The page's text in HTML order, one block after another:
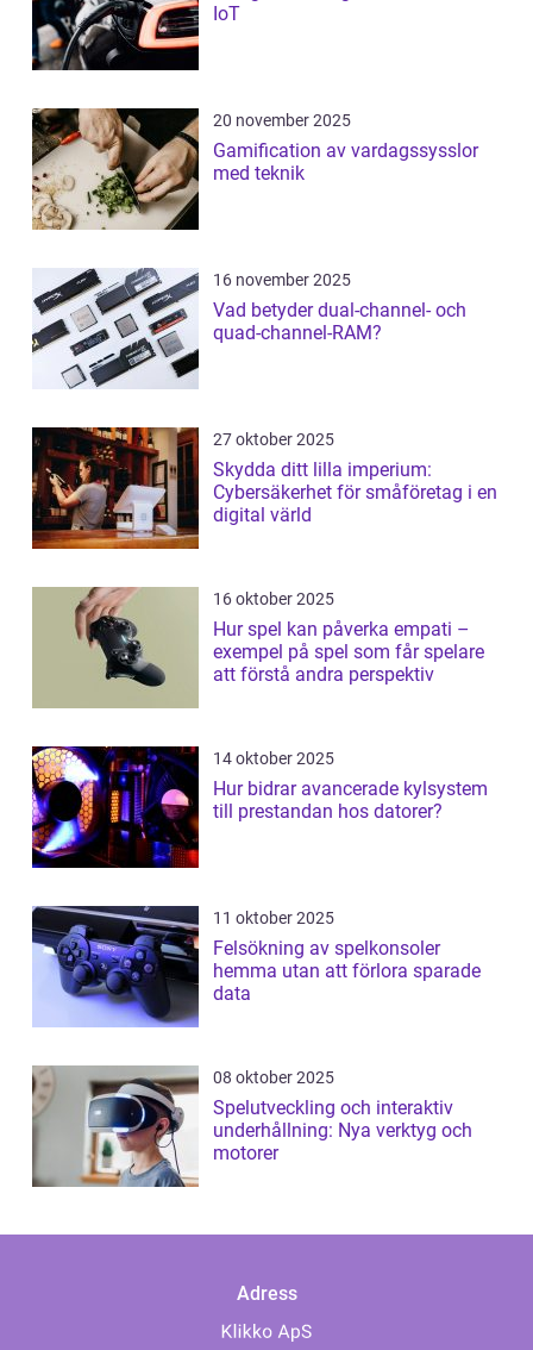
IoT
20 november 2025
Gamification av vardagssysslor
med teknik
16 november 2025
Vad betyder dual-channel- och
quad-channel-RAM?
27 oktober 2025
Skydda ditt lilla imperium:
Cybersäkerhet för småföretag i en
digital värld
16 oktober 2025
Hur spel kan påverka empati –
exempel på spel som får spelare
att förstå andra perspektiv
14 oktober 2025
Hur bidrar avancerade kylsystem
till prestandan hos datorer?
11 oktober 2025
Felsökning av spelkonsoler
hemma utan att förlora sparade
data
08 oktober 2025
Spelutveckling och interaktiv
underhållning: Nya verktyg och
motorer
Adress